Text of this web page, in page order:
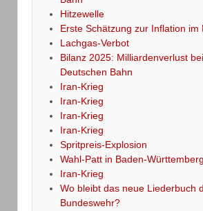
Hitzewelle
Erste Schätzung zur Inflation
Lachgas-Verbot
Bilanz 2025: Milliardenverlust
Deutschen Bahn
Iran-Krieg
Iran-Krieg
Iran-Krieg
Iran-Krieg
Spritpreis-Explosion
Wahl-Patt in Baden-Württemberg
Iran-Krieg
Wo bleibt das neue Liederbuch
Bundeswehr?